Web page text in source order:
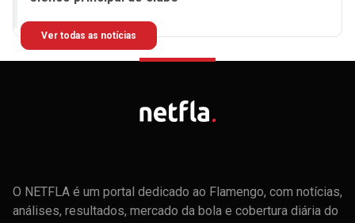
Ver todas as notícias
O NETFLA é um portal dedicado ao Flamengo, com notícias,
análises, resultados, mercado da bola e cobertura diária do